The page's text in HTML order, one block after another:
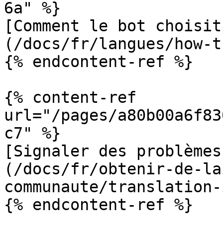
6a" %}
[Comment le bot
(/docs/fr/langues/how-
{% endcontent-ref %}
{% content-ref
url="/pages/
c7" %}
[Signaler des
(/docs/fr/obtenir-de-
communaute/
{% endcontent-ref %}